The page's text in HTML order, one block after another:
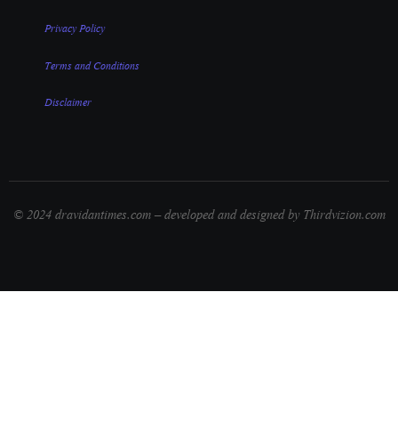
Privacy Policy
Terms and Conditions
Disclaimer
© 2024 dravidantimes.com – developed and designed by Thirdvizion.com